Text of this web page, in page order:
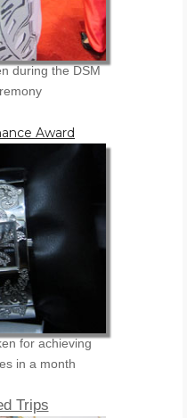
during the DSM
Award
for achieving
in a month
Trips